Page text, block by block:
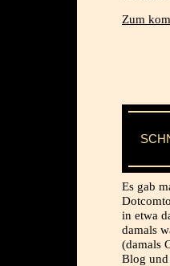
Zum
Es gab
in etwa
damals
(damals
Blog